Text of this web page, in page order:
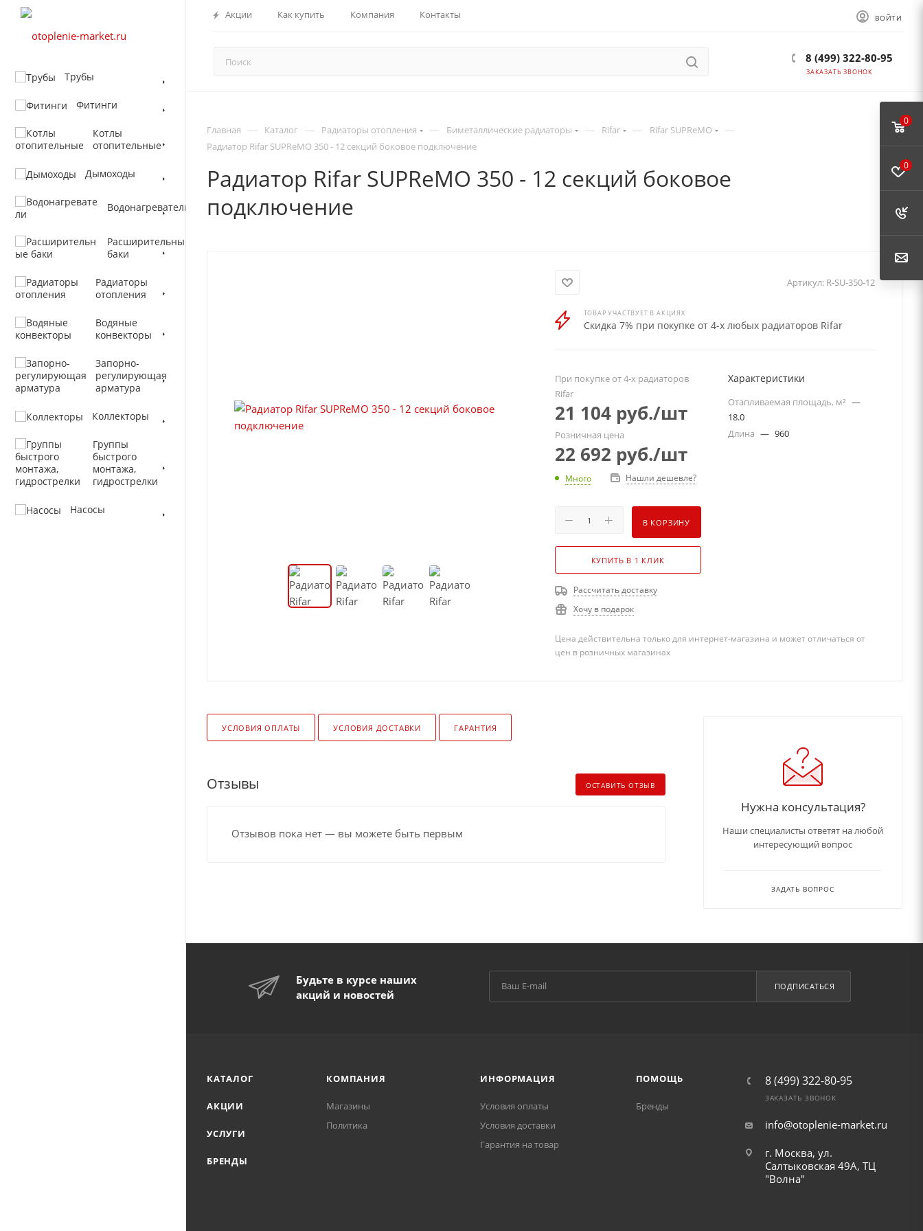
Акции Как купить Компания Контакты ВОЙТИ
8 (499) 322-80-95
ЗАКАЗАТЬ ЗВОНОК
Трубы
Фитинги
Котлы
отопительные
Дымоходы
Водонагреватели
Расширительные
баки
Радиаторы
отопления
Водяные
конвекторы
Запорно-
регулирующая
арматура
Коллекторы
Группы
быстрого
монтажа,
гидрострелки
Насосы
Главная — Каталог — Радиаторы отопления — Биметаллические радиаторы — Rifar — Rifar SUPReMO —
Радиатор Rifar SUPReMO 350 - 12 секций боковое подключение
Радиатор Rifar SUPReMO 350 - 12 секций боковое
подключение
Артикул: R-SU-350-12
ТОВАР УЧАСТВУЕТ В АКЦИЯХ
Скидка 7% при покупке от 4-х любых радиаторов Rifar
При покупке от 4-х радиаторов
Rifar
21 104руб./шт
Розничная цена
22 692 руб./шт
Много Нашли дешевле?
В КОРЗИНУ
КУПИТЬ В 1 КЛИК
Рассчитать доставку
Хочу в подарок
Характеристики
Отапливаемая площадь, м² —
18.0
Длина — 960
Цена действительна только для интернет-магазина и может отличаться от
цен в розничных магазинах
УСЛОВИЯ ОПЛАТЫ УСЛОВИЯ ДОСТАВКИ ГАРАНТИЯ
Отзывы ОСТАВИТЬ ОТЗЫВ
Отзывов пока нет — вы можете быть первым
Нужна консультация?
Наши специалисты ответят на любой
интересующий вопрос
ЗАДАТЬ ВОПРОС
Будьте в курсе наших
акций и новостей
ПОДПИСАТЬСЯ
КАТАЛОГ
АКЦИИ
УСЛУГИ
БРЕНДЫ
КОМПАНИЯ
Магазины
Политика
ИНФОРМАЦИЯ
Условия оплаты
Условия доставки
Гарантия на товар
ПОМОЩЬ
Бренды
8 (499) 322-80-95
ЗАКАЗАТЬ ЗВОНОК
info@otoplenie-market.ru
г. Москва, ул.
Салтыковская 49А, ТЦ
"Волна"
0
0